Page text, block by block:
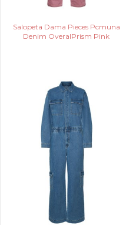
Salopeta Dama Pieces Pcmuna
Denim OveralPrism Pink